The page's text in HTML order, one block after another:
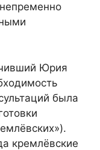
Юрия
была
кремлёвские